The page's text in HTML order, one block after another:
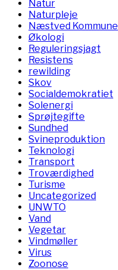
Natur
Naturpleje
Næstved Kommune
Økologi
Reguleringsjagt
Resistens
rewilding
Skov
Socialdemokratiet
Solenergi
Sprøjtegifte
Sundhed
Svineproduktion
Teknologi
Transport
Troværdighed
Turisme
Uncategorized
UNWTO
Vand
Vegetar
Vindmøller
Virus
Zoonose